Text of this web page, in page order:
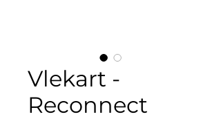
Vlekart -
Reconnect